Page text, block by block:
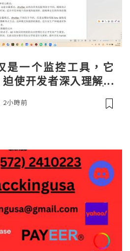
是一个监控工具，它
使开发者深入理解JV
圾回收机制和并发原
视化数据，它将抽象
2小時前